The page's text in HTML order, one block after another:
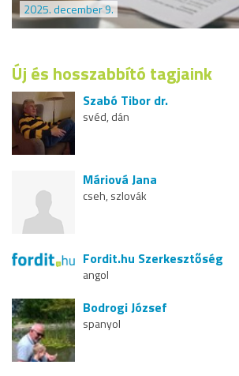
2025. december 9.
Új és hosszabbító tagjaink
Szabó Tibor dr.
svéd, dán
Máriová Jana
cseh, szlovák
Fordit.hu Szerkesztőség
angol
Bodrogi József
spanyol